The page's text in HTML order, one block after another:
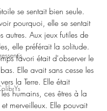
se sentait bien seule.
pourquoi, elle se sentait
autres. Aux jeux futiles de
elle préférait la solitude.
favori était d'observer le
Elle avait sans cesse les
la Terre. Elle était
humains, ces êtres à la
merveilleux. Elle pouvait